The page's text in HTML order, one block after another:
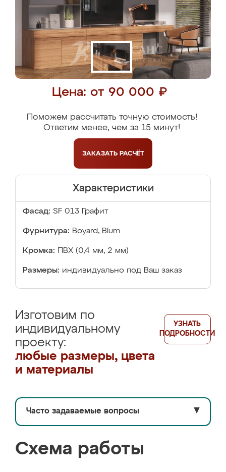
Цена: от 90 000 ₽
Поможем рассчитать точную стоимость!
Ответим менее, чем за 15 минут!
ЗАКАЗАТЬ РАСЧЁТ
Характеристики
Фасад: SF 013 Графит
Фурнитура: Boyard, Blum
Кромка: ПВХ (0,4 мм, 2 мм)
Размеры: индивидуально под Ваш заказ
Изготовим по
индивидуальному
проекту:
любые размеры, цвета
и материалы
УЗНАТЬ
ПОДРОБНОСТИ
Часто задаваемые вопросы ▼
Схема работы